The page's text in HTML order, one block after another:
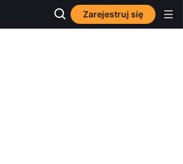
Zarejestruj się